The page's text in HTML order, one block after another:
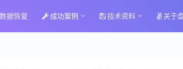
数据恢复 成功案例 技术资料 关于